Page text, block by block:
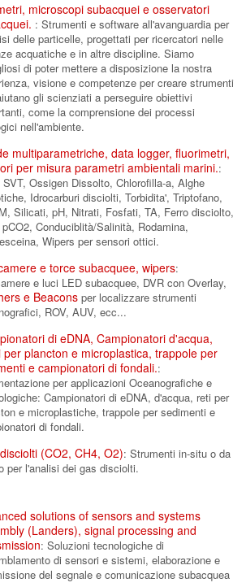
microscopi subacquei e osservatori
: Strumenti e software all'avanguardia per
delle particelle, progettati per ricercatori nelle
acquatiche e in altre discipline. Siamo
di poter mettere a disposizione la nostra
visione e competenze per creare strumenti
gli scienziati a perseguire obiettivi
come la comprensione dei processi
nell'ambiente.
multiparametriche, data logger, fluorimetri,
per misura parametri ambientali marini.:
SVT, Ossigen Dissolto, Chlorofilla-a, Alghe
Idrocarburi disciolti, Torbidita', Triptofano,
Silicati, pH, Nitrati, Fosfati, TA, Ferro disciolto,
Conduciblità/Salinità, Rodamina,
Wipers per sensori ottici.
e torce subacquee, wipers:
e luci LED subacquee, DVR con Overlay,
e Beacons per localizzare strumenti
ROV, AUV, ecc...
di eDNA, Campionatori d'acqua,
per plancton e microplastica, trappole per
e campionatori di fondali.:
per applicazioni Oceanografiche e
Campionatori di eDNA, d'acqua, reti per
e microplastiche, trappole per sedimenti e
di fondali.
(CO2, CH4, O2): Strumenti in-situ o da
per l'analisi dei gas disciolti.
solutions of sensors and systems
(Landers), signal processing and
: Soluzioni tecnologiche di
di sensori e sistemi, elaborazione e
del segnale e comunicazione subacquea